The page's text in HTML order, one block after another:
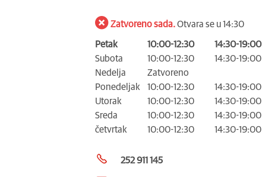
Zatvoreno sada.Otvara se u 14:30
Petak 10:00-12:30
14:30-19:00
Subota
10:00-12:30
14:30-19:00
Nedelja
Zatvoreno
Ponedeljak
10:00-12:30
14:30-19:00
Utorak
10:00-12:30
14:30-19:00
Sreda
10:00-12:30
14:30-19:00
četvrtak
10:00-12:30 14:30-19:00
252 911 145